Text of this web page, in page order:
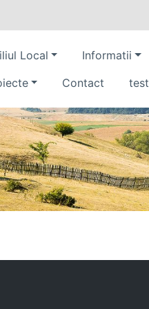
Local Informatii
Contact test